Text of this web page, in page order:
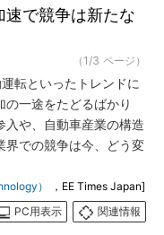
で競争は新たな
（1/3 ページ）
転といったトレンドに
の一途をたどるばかり
入や、自動車産業の構造
界での競争は今、どう変
）
，EE Times Japan]
PC用表示
関連情報